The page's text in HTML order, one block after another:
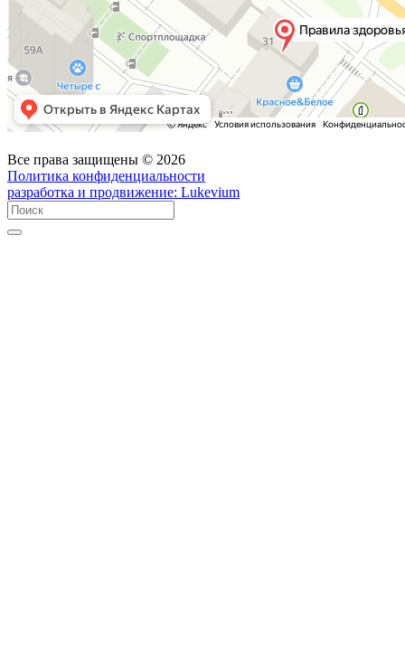
Все права защищены © 2026
Политика конфиденциальности
разработка и продвижение: Lukevium